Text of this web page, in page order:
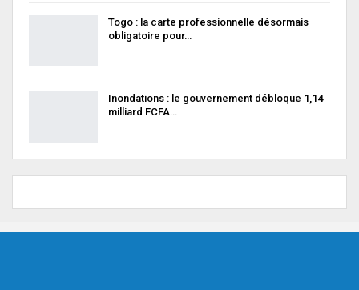
Togo : la carte professionnelle désormais
obligatoire pour…
Inondations : le gouvernement débloque 1,14
milliard FCFA…